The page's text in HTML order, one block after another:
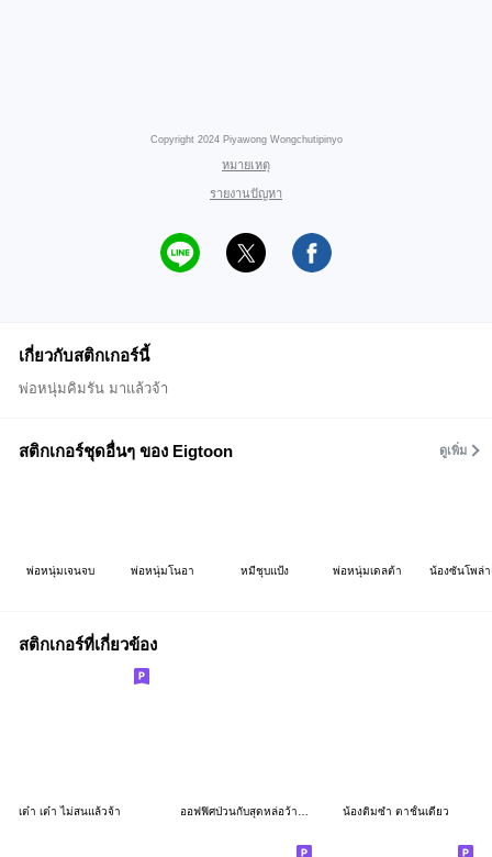
Copyright 2024 Piyawong Wongchutipinyo
หมายเหตุ
รายงานปัญหา
เกี่ยวกับสติกเกอร์นี้
พ่อหนุ่มคิมรัน มาแล้วจ้า
สติกเกอร์ชุดอื่นๆ ของ Eigtoon ดูเพิ่ม
พ่อหนุ่มเจนจบ พ่อหนุ่มโนอา หมีชุบแป้ง พ่อหนุ่มเดลต้า น้องซันโพล่า
สติกเกอร์ที่เกี่ยวข้อง
เต๋า เต๋า ไม่สนแล้วจ้า ออฟฟิศป่วนกับสุดหล่อว้าวุ่น V.2(บิ๊ก) น้องติ่มซำ ตาชั้นเดียว